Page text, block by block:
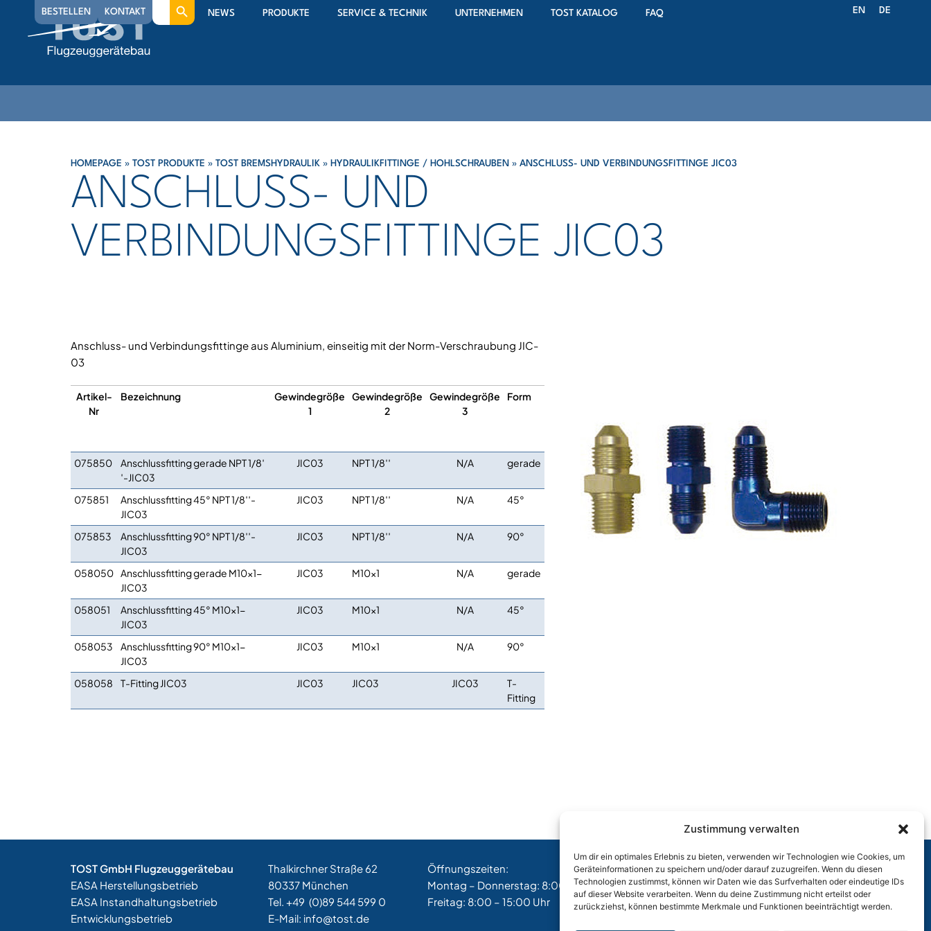
Zustimmung verwalten
Um dir ein optimales Erlebnis zu bieten, verwenden wir Technologien wie Cookies, um
Geräteinformationen zu speichern und/oder darauf zuzugreifen. Wenn du diesen
Technologien zustimmst, können wir Daten wie das Surfverhalten oder eindeutige IDs
auf dieser Website verarbeiten. Wenn du deine Zustimmung nicht erteilst oder
zurückziehst, können bestimmte Merkmale und Funktionen beeinträchtigt werden.
NEWS PRODUKTE SERVICE & TECHNIK UNTERNEHMEN TOST KATALOG FAQ
BESTELLEN KONTAKT
Search
for:
EN DE
HOMEPAGE » TOST PRODUKTE » TOST BREMSHYDRAULIK » HYDRAULIKFITTINGE / HOHLSCHRAUBEN » ANSCHLUSS- UND VERBINDUNGSFITTINGE JIC03
ANSCHLUSS- UND
VERBINDUNGSFITTINGE JIC03
Anschluss- und Verbindungsfittinge aus Aluminium, einseitig mit der Norm-Verschraubung JIC-
03
Artikel-
Nr
Bezeichnung
Gewindegröße
1
Gewindegröße
2
Gewindegröße
3
Form
075850
Anschlussfitting gerade NPT 1/8′
′-JIC03
JIC03 NPT 1/8′′ N/A gerade
075851
Anschlussfitting 45° NPT 1/8′′-
JIC03
JIC03 NPT 1/8′′ N/A 45°
075853
Anschlussfitting 90° NPT 1/8′′-
JIC03
JIC03 NPT 1/8′′ N/A 90°
058050
Anschlussfitting gerade M10x1-
JIC03
JIC03 M10x1 N/A gerade
058051
Anschlussfitting 45° M10x1-
JIC03
JIC03 M10x1 N/A 45°
058053
Anschlussfitting 90° M10x1-
JIC03
JIC03 M10x1 N/A 90°
058058 T-Fitting JIC03 JIC03 JIC03 JIC03
T-
Fitting
TOST GmbH Flugzeuggerätebau
EASA Herstellungsbetrieb
EASA Instandhaltungsbetrieb
Entwicklungsbetrieb
Thalkirchner Straße 62
80337 München
Tel. +49 (0)89 544 599 0
E-Mail: info@tost.de
Öffnungszeiten:
Montag – Donnerstag: 8:00 – 17:00 Uhr
Freitag: 8:00 – 15:00 Uhr